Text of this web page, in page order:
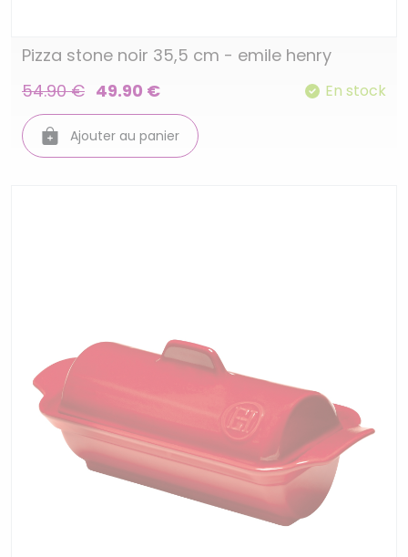
Pizza stone noir 35,5 cm - emile henry
54.90 € 49.90 € En stock
Ajouter au panier